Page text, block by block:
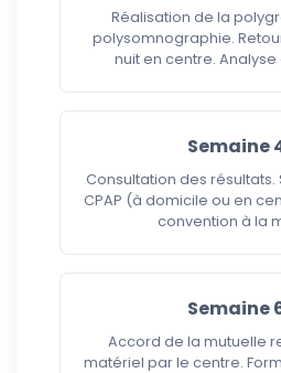
Réalisation de la
polysomnographie.
nuit en centre.
Semaine
Consultation des résultats.
CPAP (à domicile ou en
convention à la
Semaine
Accord de la mutuelle
matériel par le centre.